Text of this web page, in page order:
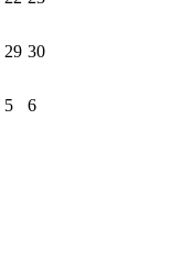
29 30
5 6